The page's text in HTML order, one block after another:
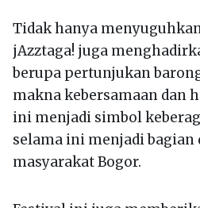
Tidak hanya
jAzztaga! juga
berupa pertunjukan
makna kebersamaan dan
ini menjadi simbol
selama ini menjadi
masyarakat Bogor.